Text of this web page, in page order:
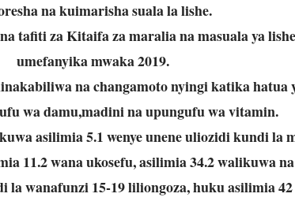
na kuimarisha suala la lishe.
tafiti za Kitaifa za maralia na masuala ya
umefanyika mwaka 2019.
na changamoto nyingi katika hatua
wa damu,madini na upungufu wa vitamin.
asilimia 5.1 wenye unene uliozidi kundi la
11.2 wana ukosefu, asilimia 34.2 walikuwa
la wanafunzi 15-19 liliongoza, huku asilimia